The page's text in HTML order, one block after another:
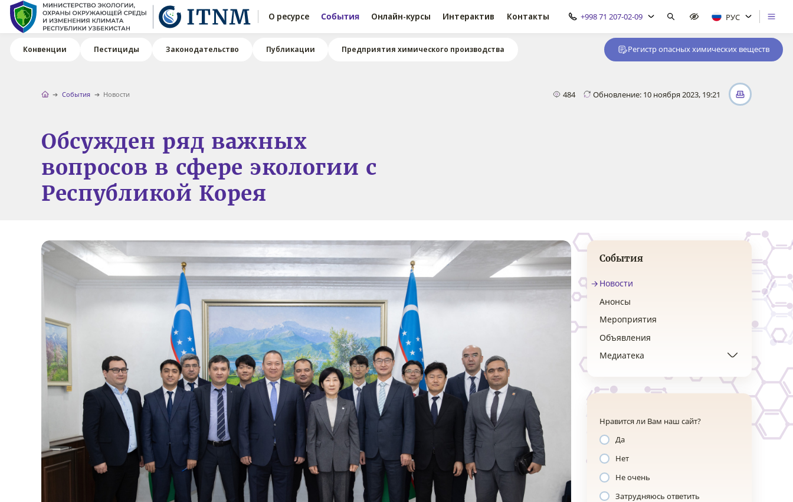
О ресурсе События Онлайн-курсы Интерактив Контакты +998 71 207-02-09 РУС
Конвенции Пестициды Законодательство Публикации Предприятия химического производства Регистр опасных химических веществ
События Новости 484 Обновление: 10 ноября 2023, 19:21
Обсужден ряд важных
вопросов в сфере экологии с
Республикой Корея
События
Новости
Анонсы
Мероприятия
Объявления
Медиатека
Нравится ли Вам наш сайт?
Да
Нет
Не очень
Затрудняюсь ответить